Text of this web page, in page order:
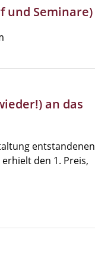
und Seminare)
an das
entstandenen
den 1. Preis,